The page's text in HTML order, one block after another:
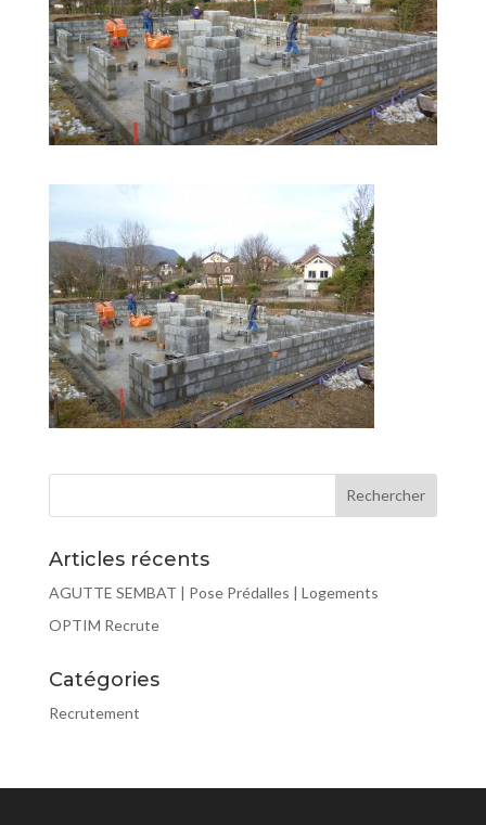
Articles récents
AGUTTE SEMBAT | Pose Prédalles | Logements
OPTIM Recrute
Catégories
Recrutement